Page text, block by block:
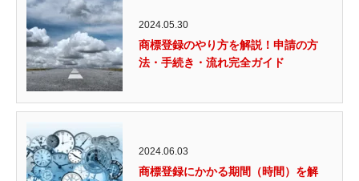
2024.05.30
商標登録のやり方を解説！申請の方
法・手続き・流れ完全ガイド
2024.06.03
商標登録にかかる期間（時間）を解